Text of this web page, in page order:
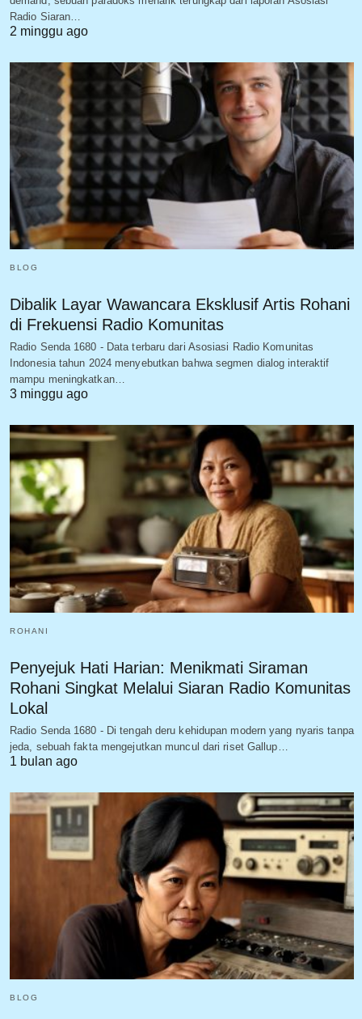
Radio Siaran…
2 minggu ago
BLOG
Dibalik Layar Wawancara Eksklusif Artis Rohani
di Frekuensi Radio Komunitas
Radio Senda 1680 - Data terbaru dari Asosiasi Radio Komunitas
Indonesia tahun 2024 menyebutkan bahwa segmen dialog interaktif
mampu meningkatkan…
3 minggu ago
ROHANI
Penyejuk Hati Harian: Menikmati Siraman
Rohani Singkat Melalui Siaran Radio Komunitas
Lokal
Radio Senda 1680 - Di tengah deru kehidupan modern yang nyaris tanpa
jeda, sebuah fakta mengejutkan muncul dari riset Gallup…
1 bulan ago
BLOG